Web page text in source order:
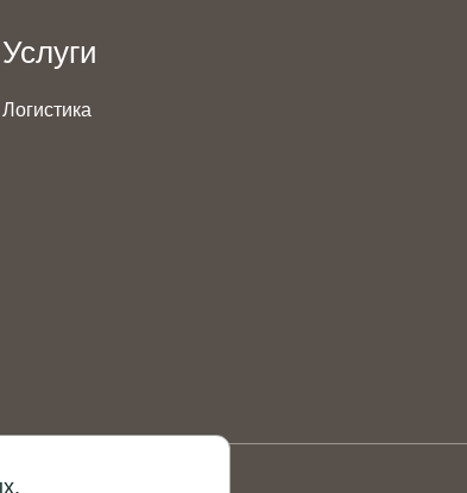
Услуги
Логистика